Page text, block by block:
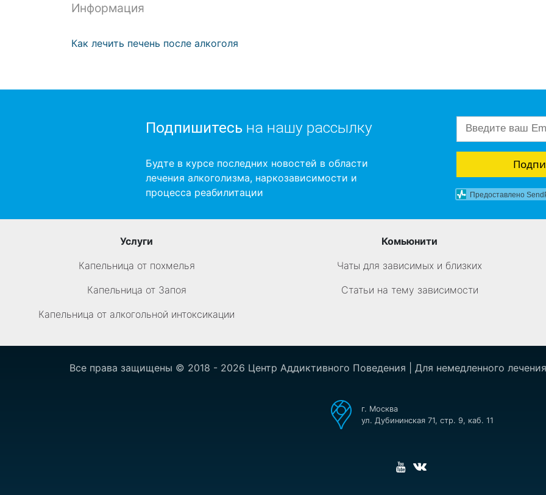
Информация
Как лечить печень после алкоголя
Подпишитесь на нашу рассылку
Будте в курсе последних новостей в области
лечения алкоголизма, наркозависимости и
процесса реабилитации
Предоставлено
Услуги
Капельница от похмелья
Капельница от Запоя
Капельница от алкогольной интоксикации
Комьюнити
Чаты для зависимых и близких
Статьи на тему зависимости
Все права защищены © 2018 - 2026 Центр Аддиктивного Поведения | Для немедленного
г. Москва
ул. Дубининская 71, стр. 9, каб. 11